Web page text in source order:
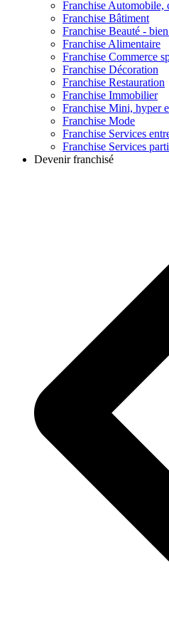
Franchise Automobile,
Franchise Bâtiment
Franchise Beauté -
Franchise Alimentaire
Franchise Commerce
Franchise Décoration
Franchise Restauration
Franchise Immobilier
Franchise Mini, hyper
Franchise Mode
Franchise Services
Franchise Services
Devenir franchisé